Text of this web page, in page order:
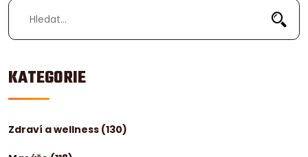
KATEGORIE
Zdraví a wellness (130)